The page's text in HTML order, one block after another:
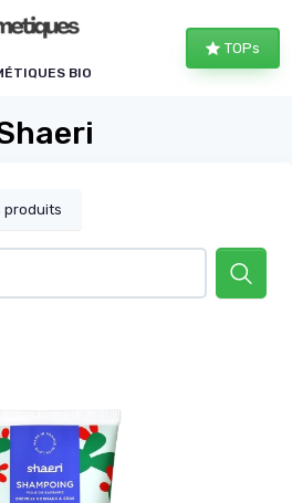
BIO
TOPs
produits